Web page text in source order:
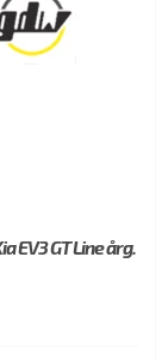
EV3 GT Line årg.